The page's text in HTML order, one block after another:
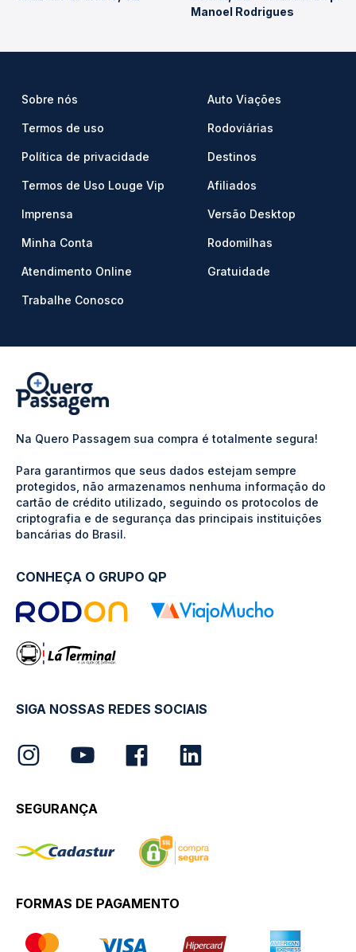
Manoel Rodrigues
Sobre nós
Termos de uso
Política de privacidade
Termos de Uso Louge Vip
Imprensa
Minha Conta
Atendimento Online
Trabalhe Conosco
Auto Viações
Rodoviárias
Destinos
Afiliados
Versão Desktop
Rodomilhas
Gratuidade
Na Quero Passagem sua compra é totalmente segura!
Para garantirmos que seus dados estejam sempre
protegidos, não armazenamos nenhuma informação do
cartão de crédito utilizado, seguindo os protocolos de
criptografia e de segurança das principais instituições
bancárias do Brasil.
CONHEÇA O GRUPO QP
SIGA NOSSAS REDES SOCIAIS
SEGURANÇA
FORMAS DE PAGAMENTO